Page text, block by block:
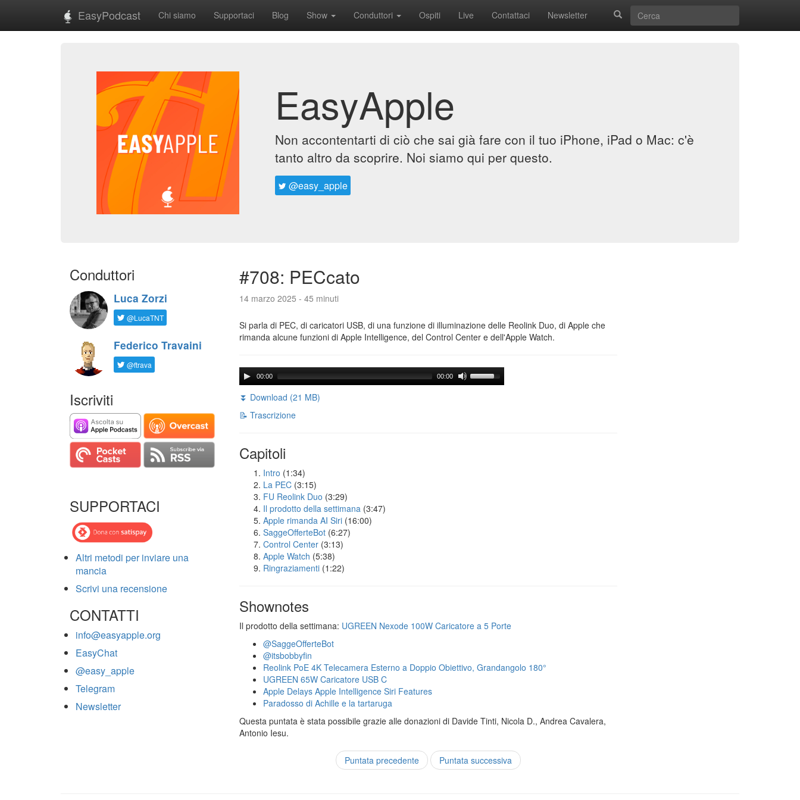
EasyPodcast Chi siamo Supportaci Blog Show Conduttori Ospiti Live Contattaci Newsletter
EasyApple
Non accontentarti di ciò che sai già fare con il tuo iPhone, iPad o Mac: c'è
tanto altro da scoprire. Noi siamo qui per questo.
@easy_apple
Conduttori
Luca Zorzi
@LucaTNT
Federico Travaini
@ftrava
Iscriviti
SUPPORTACI
Altri metodi per inviare una
mancia
Scrivi una recensione
CONTATTI
info@easyapple.org
EasyChat
@easy_apple
Telegram
Newsletter
#708: PECcato
14 marzo 2025 - 45 minuti
Si parla di PEC, di caricatori USB, di una funzione di illuminazione delle Reolink Duo, di Apple che
rimanda alcune funzioni di Apple Intelligence, del Control Center e dell'Apple Watch.
00:00 00:00
⏬ Download (21 MB)
📝 Trascrizione
Capitoli
Intro (1:34)
La PEC (3:15)
FU Reolink Duo (3:29)
Il prodotto della settimana (3:47)
Apple rimanda AI Siri (16:00)
SaggeOfferteBot (6:27)
Control Center (3:13)
Apple Watch (5:38)
Ringraziamenti (1:22)
Shownotes
Il prodotto della settimana: UGREEN Nexode 100W Caricatore a 5 Porte
@SaggeOfferteBot
@itsbobbyfin
Reolink PoE 4K Telecamera Esterno a Doppio Obiettivo, Grandangolo 180°
UGREEN 65W Caricatore USB C
Apple Delays Apple Intelligence Siri Features
Paradosso di Achille e la tartaruga
Questa puntata è stata possibile grazie alle donazioni di Davide Tinti, Nicola D., Andrea Cavalera,
Antonio Iesu.
Puntata precedente Puntata successiva